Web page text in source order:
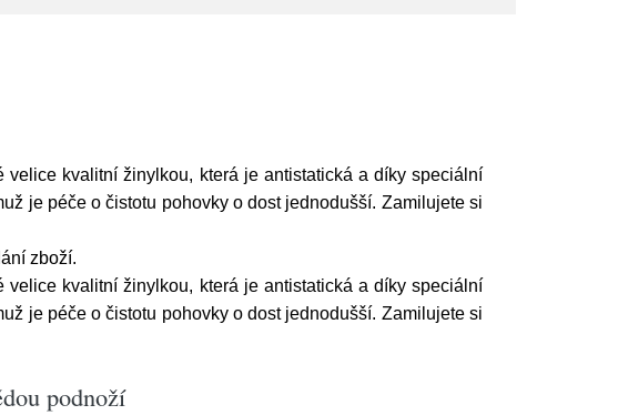
kvalitní žinylkou, která je antistatická a díky speciální
je péče o čistotu pohovky o dost jednodušší. Zamilujete si
zboží.
kvalitní žinylkou, která je antistatická a díky speciální
je péče o čistotu pohovky o dost jednodušší. Zamilujete si
podnoží